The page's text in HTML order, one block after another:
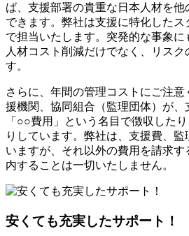
ば、支援部署の貴重な日本人材を
できます。弊社は支援に特化したス
で担当いたします。突発的な事象に
人材コスト削減だけでなく、リスク
す。
さらに、年間の管理コストにご注
援機関、協同組合（監理団体）が、
「○○費用」という名目で徴収した
りしています。弊社は、支援費、
いますが、それ以外の費用を請求
内することは一切いたしません。
安くても充実したサポート！